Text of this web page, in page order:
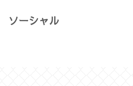
ソーシャル